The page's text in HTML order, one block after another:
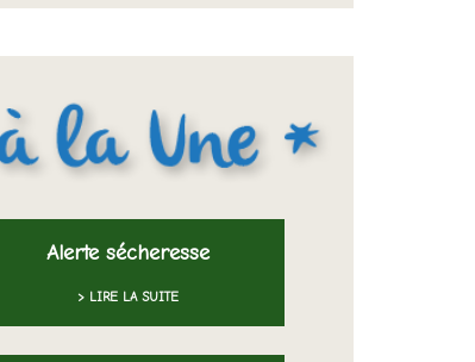
Alerte sécheresse
> LIRE LA SUITE